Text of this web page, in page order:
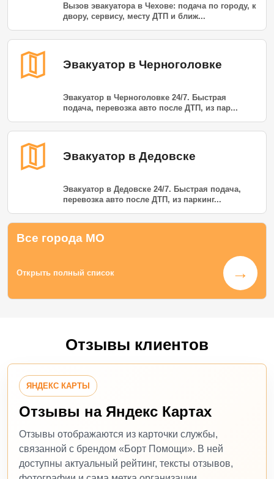
Вызов эвакуатора в Чехове: подача по городу, к
двору, сервису, месту ДТП и ближ...
Эвакуатор в Черноголовке
Эвакуатор в Черноголовке 24/7. Быстрая
подача, перевозка авто после ДТП, из пар...
Эвакуатор в Дедовске
Эвакуатор в Дедовске 24/7. Быстрая подача,
перевозка авто после ДТП, из паркинг...
Все города МО
Открыть полный список →
Отзывы клиентов
ЯНДЕКС КАРТЫ
Отзывы на Яндекс Картах
Отзывы отображаются из карточки службы,
связанной с брендом «Борт Помощи». В ней
доступны актуальный рейтинг, тексты отзывов,